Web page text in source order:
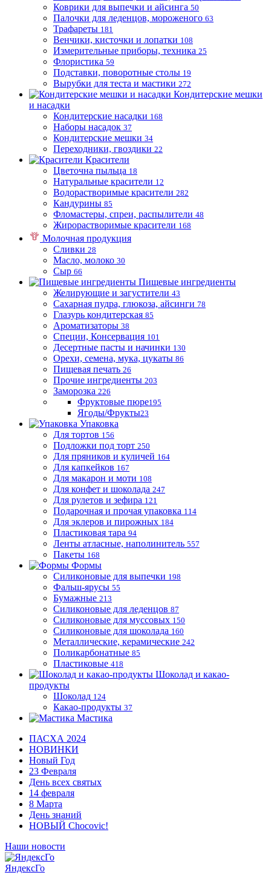
Коврики для выпечки и айсинга 50
Палочки для леденцов, мороженого 63
Трафареты 181
Венчики, кисточки и лопатки 108
Измерительные приборы, техника 25
Флористика 59
Подставки, поворотные столы 19
Вырубки для теста и мастики 272
Кондитерские мешки
и насадки
Кондитерские насадки 168
Наборы насадок 37
Кондитерские мешки 34
Переходники, гвоздики 22
Красители
Цветочна пыльца 18
Натуральные красители 12
Водорастворимые красители 282
Кандурины 85
Фломастеры, спреи, распылители 48
Жирорастворимые красители 168
Молочная продукция
Сливки 28
Масло, молоко 30
Сыр 66
Пищевые ингредиенты
Желирующие и загустители 43
Сахарная пудра, глюкоза, айсинги 78
Глазурь кондитерская 85
Ароматизаторы 38
Специи, Консервация 101
Десертные пасты и начинки 130
Орехи, семена, мука, цукаты 86
Пищевая печать 26
Прочие ингредиенты 203
Заморозка 226
Фруктовые пюре195
Ягоды/Фрукты23
Упаковка
Для тортов 156
Подложки под торт 250
Для пряников и куличей 164
Для капкейков 167
Для макарон и моти 108
Для конфет и шоколада 247
Для рулетов и зефира 121
Подарочная и прочая упаковка 114
Для эклеров и пирожных 184
Пластиковая тара 94
Ленты атласные, наполинитель 557
Пакеты 168
Формы
Силиконовые для выпечки 198
Фальш-ярусы 55
Бумажные 213
Силиконовые для леденцов 87
Силиконовые для муссовых 150
Силиконовые для шоколада 160
Металлические, керамические 242
Поликарбонатные 85
Пластиковые 418
Шоколад и какао-
продукты
Шоколад 124
Какао-продукты 37
Мастика
ПАСХА 2024
НОВИНКИ
Новый Год
23 Февраля
День всех святых
14 февраля
8 Марта
День знаний
НОВЫЙ Chocovic!
Наши новости
ЯндексГо